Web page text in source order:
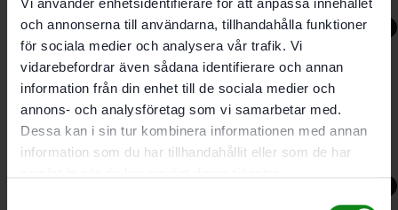
Vi använder enhetsidentifierare för att anpassa innehållet
och annonserna till användarna, tillhandahålla funktioner
för sociala medier och analysera vår trafik. Vi
vidarebefordrar även sådana identifierare och annan
information från din enhet till de sociala medier och
annons- och analysföretag som vi samarbetar med.
Dessa kan i sin tur kombinera informationen med annan
information som du har tillhandahållit eller som de har
515kr 399kr
-23%
Festool Pikétröja mörkblå
herr POL-FT1 L
515 kr 399kr